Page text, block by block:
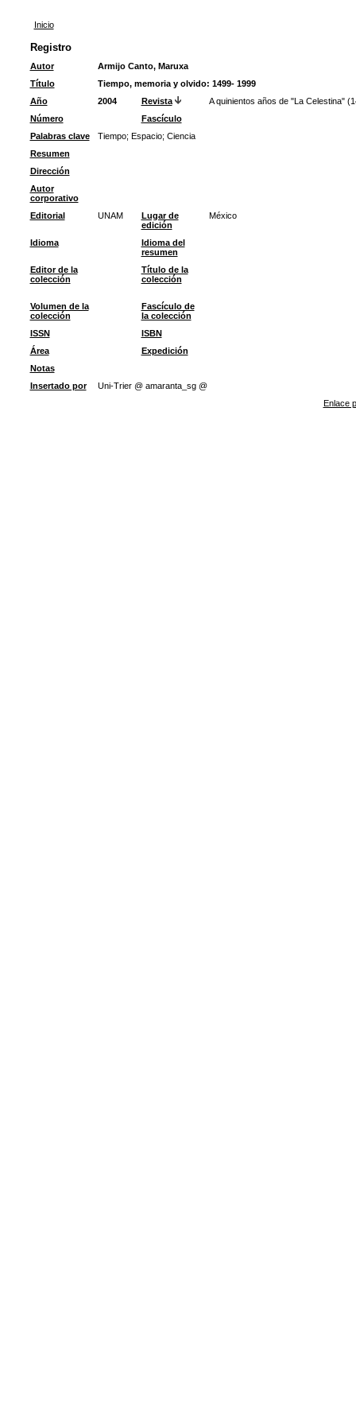
Inicio
Registro
Autor
Armijo Canto, Maruxa
Título
Tiempo, memoria y olvido: 1499- 1999
Año
2004 Revista
A quinientos años de "La Celestina"
Número
Fascículo
Palabras clave
Tiempo; Espacio; Ciencia
Resumen
Dirección
Autor
corporativo
Editorial
UNAM
Lugar de
edición
México
Idioma
Idioma del
resumen
Editor de la
colección
Título de la
colección
Volumen de la
colección
Fascículo de
la colección
ISSN
ISBN
Área
Expedición
Notas
Insertado por
Uni-Trier @ amaranta_sg @
Enlace